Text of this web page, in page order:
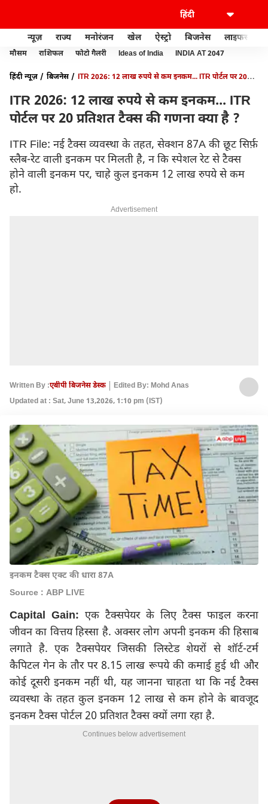
न्यूज़ राज्य मनोरंजन खेल ऐस्ट्रो बिजनेस लाइफस्टाइल
मौसम राशिफल फोटो गैलरी Ideas of India INDIA AT 2047
हिंदी न्यूज़ बिजनेस
ITR 2026: 12 लाख रुपये से कम इनकम... ITR पोर्टल पर 20
ITR 2026: 12 लाख रुपये से कम इनकम... ITR
पोर्टल पर 20 प्रतिशत टैक्स की गणना क्या है ?
ITR File: नई टैक्स व्यवस्था के तहत, सेक्शन 87A की छूट सिर्फ़
स्लैब-रेट वाली इनकम पर मिलती है, न कि स्पेशल रेट से टैक्स
होने वाली इनकम पर, चाहे कुल इनकम 12 लाख रुपये से कम
हो.
Advertisement
Written By :एबीपी बिजनेस डेस्क
Edited By: Mohd Anas
Updated at : Sat, June 13,2026, 1:10 pm (IST)
इनकम टैक्स एक्ट की धारा 87A
Source : ABP LIVE
Capital Gain: एक टैक्सपेयर के लिए टैक्स फाइल करना
जीवन का वित्तय हिस्सा है. अक्सर लोग अपनी इनकम की हिसाब
लगाते है. एक टैक्सपेयर जिसकी लिस्टेड शेयरों से शॉर्ट-टर्म
कैपिटल गेन के तौर पर 8.15 लाख रूपये की कमाई हुई थी और
कोई दूसरी इनकम नहीं थी, यह जानना चाहता था कि नई टैक्स
व्यवस्था के तहत कुल इनकम 12 लाख से कम होने के बावजूद
इनकम टैक्स पोर्टल 20 प्रतिशत टैक्स क्यों लगा रहा है.
Continues below advertisement